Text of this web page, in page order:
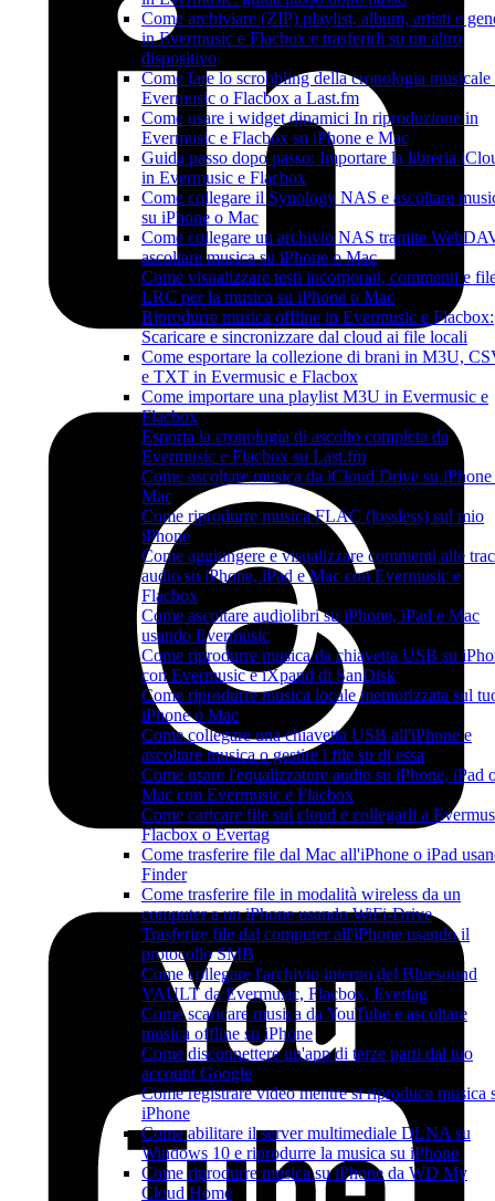
Come archiviare (ZIP) playlist, album, artisti e
in Evermusic e Flacbox e trasferirli su un altro
dispositivo
Come fare lo scrobbling della cronologia musicale
Evermusic o Flacbox a Last.fm
Come usare i widget dinamici In riproduzione in
Evermusic e Flacbox su iPhone e Mac
Guida passo dopo passo: Importare la libreria
in Evermusic e Flacbox
Come collegare il Synology NAS e ascoltare
su iPhone o Mac
Come collegare un archivio NAS tramite
ascoltare musica su iPhone o Mac
Come visualizzare testi incorporati, commenti e
LRC per la musica su iPhone o Mac
Riprodurre musica offline in Evermusic e Flacbox:
Scaricare e sincronizzare dal cloud ai file locali
Come esportare la collezione di brani in M3U,
e TXT in Evermusic e Flacbox
Come importare una playlist M3U in Evermusic e
Flacbox
Esporta la cronologia di ascolto completa da
Evermusic e Flacbox su Last.fm
Come ascoltare musica da iCloud Drive su iPhone
Mac
Come riprodurre musica FLAC (lossless) sul mio
iPhone
Come aggiungere e visualizzare commenti alle
audio su iPhone, iPad e Mac con Evermusic e
Flacbox
Come ascoltare audiolibri su iPhone, iPad e Mac
usando Evermusic
Come riprodurre musica da chiavetta USB su
con Evermusic e iXpand di SanDisk
Come riprodurre musica locale memorizzata sul
iPhone o Mac
Come collegare una chiavetta USB all'iPhone e
ascoltare musica o gestire i file su di essa
Come usare l'equalizzatore audio su iPhone, iPad
Mac con Evermusic e Flacbox
Come caricare file sul cloud e collegarli a
Flacbox o Evertag
Come trasferire file dal Mac all'iPhone o iPad
Finder
Come trasferire file in modalità wireless da un
computer a un iPhone usando WiFi-Drive
Trasferire file dal computer all'iPhone usando il
protocollo SMB
Come collegare l'archivio interno del Bluesound
VAULT da Evermusic, Flacbox, Evertag
Come scaricare musica da YouTube e ascoltare
musica offline su iPhone
Come disconnettere un'app di terze parti dal tuo
account Google
Come registrare video mentre si riproduce musica
iPhone
Come abilitare il server multimediale DLNA su
Windows 10 e riprodurre la musica su iPhone
Come riprodurre musica su iPhone da WD My
Cloud Home